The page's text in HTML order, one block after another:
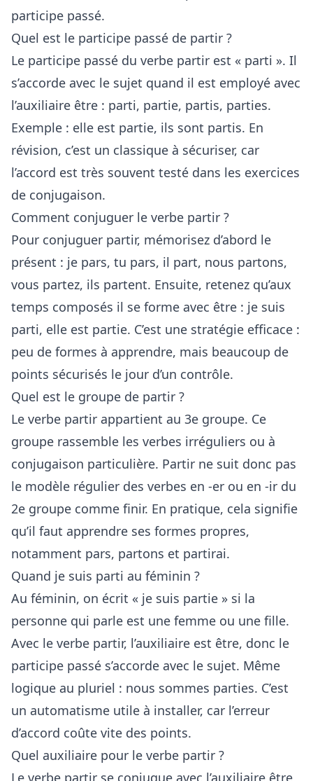
participe passé.
Quel est le participe passé de partir ?
Le participe passé du verbe partir est « parti ». Il
s’accorde avec le sujet quand il est employé avec
l’auxiliaire être : parti, partie, partis, parties.
Exemple : elle est partie, ils sont partis. En
révision, c’est un classique à sécuriser, car
l’accord est très souvent testé dans les exercices
de conjugaison.
Comment conjuguer le verbe partir ?
Pour conjuguer partir, mémorisez d’abord le
présent : je pars, tu pars, il part, nous partons,
vous partez, ils partent. Ensuite, retenez qu’aux
temps composés il se forme avec être : je suis
parti, elle est partie. C’est une stratégie efficace :
peu de formes à apprendre, mais beaucoup de
points sécurisés le jour d’un contrôle.
Quel est le groupe de partir ?
Le verbe partir appartient au 3e groupe. Ce
groupe rassemble les verbes irréguliers ou à
conjugaison particulière. Partir ne suit donc pas
le modèle régulier des verbes en -er ou en -ir du
2e groupe comme finir. En pratique, cela signifie
qu’il faut apprendre ses formes propres,
notamment pars, partons et partirai.
Quand je suis parti au féminin ?
Au féminin, on écrit « je suis partie » si la
personne qui parle est une femme ou une fille.
Avec le verbe partir, l’auxiliaire est être, donc le
participe passé s’accorde avec le sujet. Même
logique au pluriel : nous sommes parties. C’est
un automatisme utile à installer, car l’erreur
d’accord coûte vite des points.
Quel auxiliaire pour le verbe partir ?